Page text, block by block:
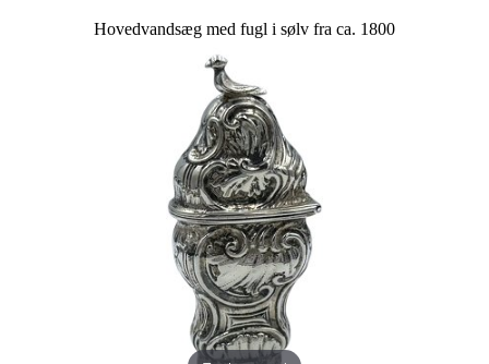
Hovedvandsæg med fugl i sølv fra ca. 1800